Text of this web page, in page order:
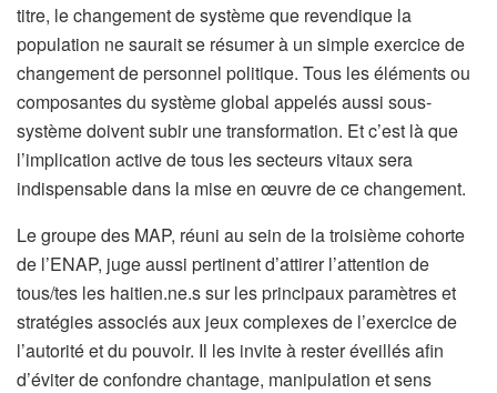
titre, le changement de système que revendique la
population ne saurait se résumer à un simple exercice de
changement de personnel politique. Tous les éléments ou
composantes du système global appelés aussi sous-
système doivent subir une transformation. Et c’est là que
l’implication active de tous les secteurs vitaux sera
indispensable dans la mise en œuvre de ce changement.
Le groupe des MAP, réuni au sein de la troisième cohorte
de l’ENAP, juge aussi pertinent d’attirer l’attention de
tous/tes les haitien.ne.s sur les principaux paramètres et
stratégies associés aux jeux complexes de l’exercice de
l’autorité et du pouvoir. Il les invite à rester éveillés afin
d’éviter de confondre chantage, manipulation et sens